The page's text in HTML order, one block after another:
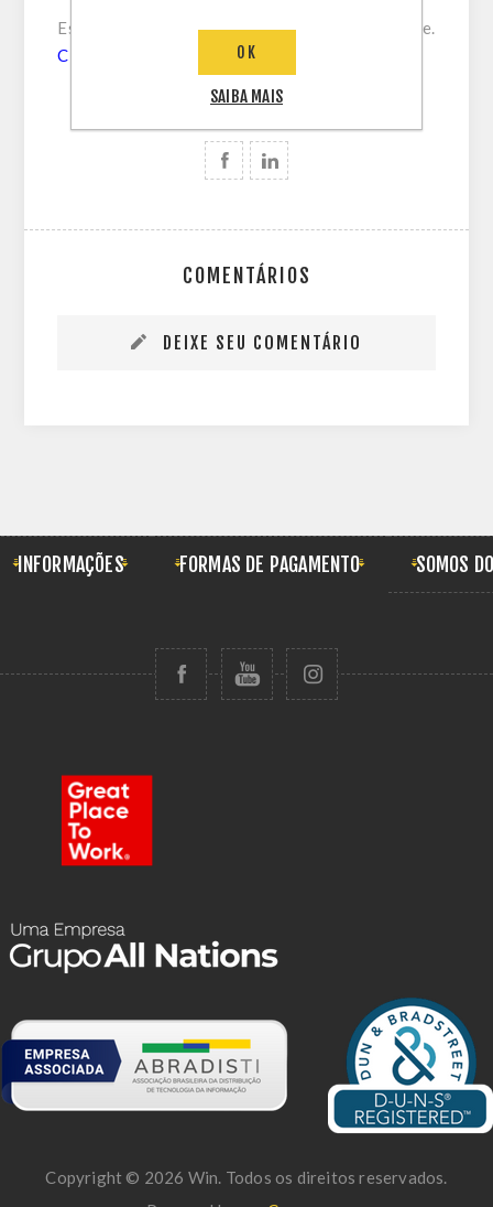
Esta matéria foi publicada pelo Auto Esporte.
Clique aqui
e confira a notícia completa.
COMENTÁRIOS
DEIXE SEU COMENTÁRIO
INFORMAÇÕES FORMAS DE PAGAMENTO SOMOS
Copyright © 2026 Win. Todos os direitos reservados.
OK
SAIBA MAIS